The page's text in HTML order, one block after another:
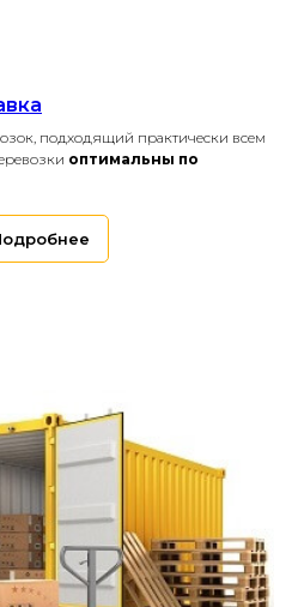
подходящий практически всем
оптимальны по